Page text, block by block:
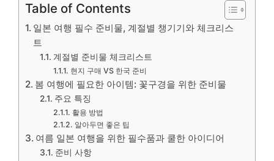
Table of Contents
일본 여행 필수 준비물, 계절별 챙기기와 체크리스
트
계절별 준비물 체크리스트
현지 구매 VS 한국 준비
봄 여행에 필요한 아이템: 꽃구경을 위한 준비물
주요 특징
활용 방법
알아두면 좋은 팁
여름 일본 여행을 위한 필수품과 쿨한 아이디어
준비 사항